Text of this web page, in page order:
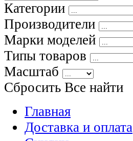
Категории
Производители
Марки моделей
Типы товаров
Масштаб
Сбросить Все найти
Главная
Доставка и оплата